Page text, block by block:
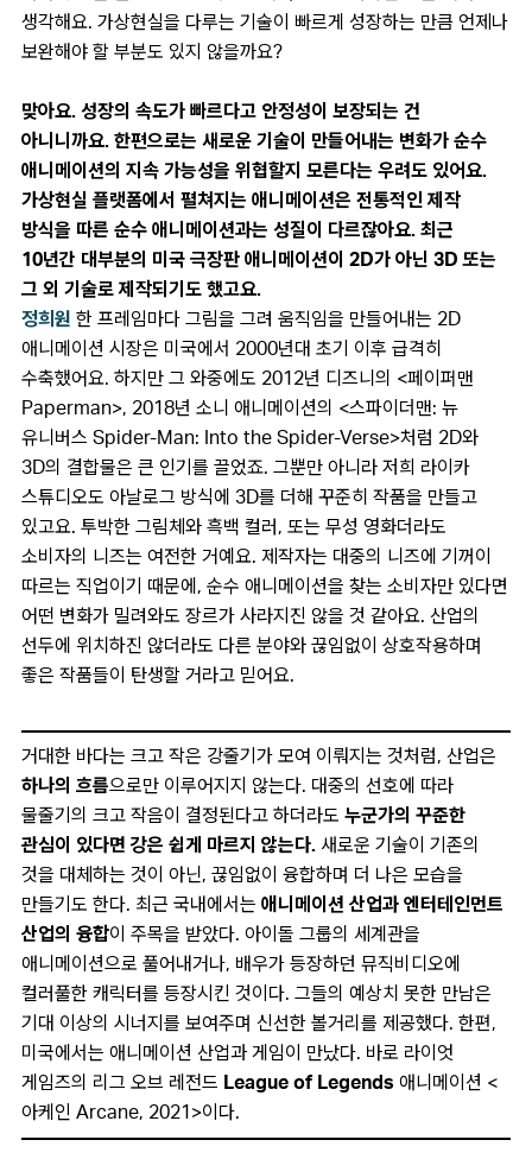
생각해요. 가상현실을 다루는 기술이 빠르게 성장하는 만큼 언제나
보완해야 할 부분도 있지 않을까요?
맞아요. 성장의 속도가 빠르다고 안정성이 보장되는 건
아니니까요. 한편으로는 새로운 기술이 만들어내는 변화가 순수
애니메이션의 지속 가능성을 위협할지 모른다는 우려도 있어요.
가상현실 플랫폼에서 펼쳐지는 애니메이션은 전통적인 제작
방식을 따른 순수 애니메이션과는 성질이 다르잖아요. 최근
10년간 대부분의 미국 극장판 애니메이션이 2D가 아닌 3D 또는
그 외 기술로 제작되기도 했고요.
정희원 한 프레임마다 그림을 그려 움직임을 만들어내는 2D
애니메이션 시장은 미국에서 2000년대 초기 이후 급격히
수축했어요. 하지만 그 와중에도 2012년 디즈니의 <페이퍼맨
Paperman>, 2018년 소니 애니메이션의 <스파이더맨: 뉴
유니버스 Spider-Man: Into the Spider-Verse>처럼 2D와
3D의 결합물은 큰 인기를 끌었죠. 그뿐만 아니라 저희 라이카
스튜디오도 아날로그 방식에 3D를 더해 꾸준히 작품을 만들고
있고요. 투박한 그림체와 흑백 컬러, 또는 무성 영화더라도
소비자의 니즈는 여전한 거예요. 제작자는 대중의 니즈에 기꺼이
따르는 직업이기 때문에, 순수 애니메이션을 찾는 소비자만 있다면
어떤 변화가 밀려와도 장르가 사라지진 않을 것 같아요. 산업의
선두에 위치하진 않더라도 다른 분야와 끊임없이 상호작용하며
좋은 작품들이 탄생할 거라고 믿어요.
거대한 바다는 크고 작은 강줄기가 모여 이뤄지는 것처럼, 산업은
하나의 흐름으로만 이루어지지 않는다. 대중의 선호에 따라
물줄기의 크고 작음이 결정된다고 하더라도 누군가의 꾸준한
관심이 있다면 강은 쉽게 마르지 않는다. 새로운 기술이 기존의
것을 대체하는 것이 아닌, 끊임없이 융합하며 더 나은 모습을
만들기도 한다. 최근 국내에서는 애니메이션 산업과 엔터테인먼트
산업의 융합이 주목을 받았다. 아이돌 그룹의 세계관을
애니메이션으로 풀어내거나, 배우가 등장하던 뮤직비디오에
컬러풀한 캐릭터를 등장시킨 것이다. 그들의 예상치 못한 만남은
기대 이상의 시너지를 보여주며 신선한 볼거리를 제공했다. 한편,
미국에서는 애니메이션 산업과 게임이 만났다. 바로 라이엇
게임즈의 리그 오브 레전드 League of Legends 애니메이션 <
아케인 Arcane, 2021>이다.